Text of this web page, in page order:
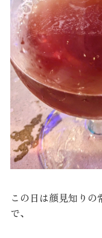
この日は顔見知り
で、